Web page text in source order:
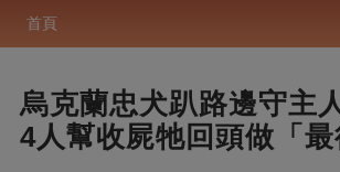
首頁
烏克蘭忠犬趴路邊守主
4人幫收屍牠回頭做「最